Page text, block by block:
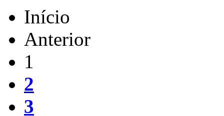
Início
Anterior
1
2
3